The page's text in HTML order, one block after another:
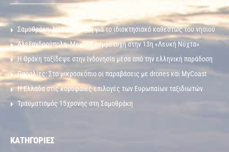
Σαμοθράκη: Νέα συζήτηση για το ιδιοκτησιακό καθεστώς του νησιού
Αλεξανδρούπολη: Μεγάλη συμμετοχή στην 13η «Λευκή Νύχτα»
Η Θράκη ταξίδεψε στην Ινδονησία μέσα από την ελληνική παράδοση
Παραλίες: Στο μικροσκόπιο οι παραβάσεις με drones και MyCoast
Η Ελλάδα στις κορυφαίες επιλογές των Ευρωπαίων ταξιδιωτών
Τραυματισμός 15χρονης στη Σαμοθράκη
ΚΑΤΗΓΟΡΙΕΣ